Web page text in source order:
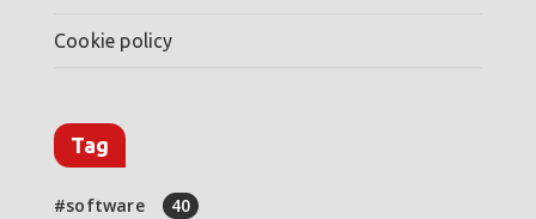
Cookie policy
Tag
software 40